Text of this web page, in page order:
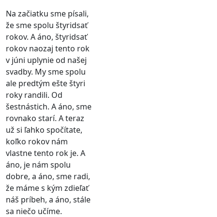
Na začiatku sme písali,
že sme spolu štyridsať
rokov. A áno, štyridsať
rokov naozaj tento rok
v júni uplynie od našej
svadby. My sme spolu
ale predtým ešte štyri
roky randili. Od
šestnástich. A áno, sme
rovnako starí. A teraz
už si ľahko spočítate,
koľko rokov nám
vlastne tento rok je. A
áno, je nám spolu
dobre, a áno, sme radi,
že máme s kým zdieľať
náš príbeh, a áno, stále
sa niečo učíme.